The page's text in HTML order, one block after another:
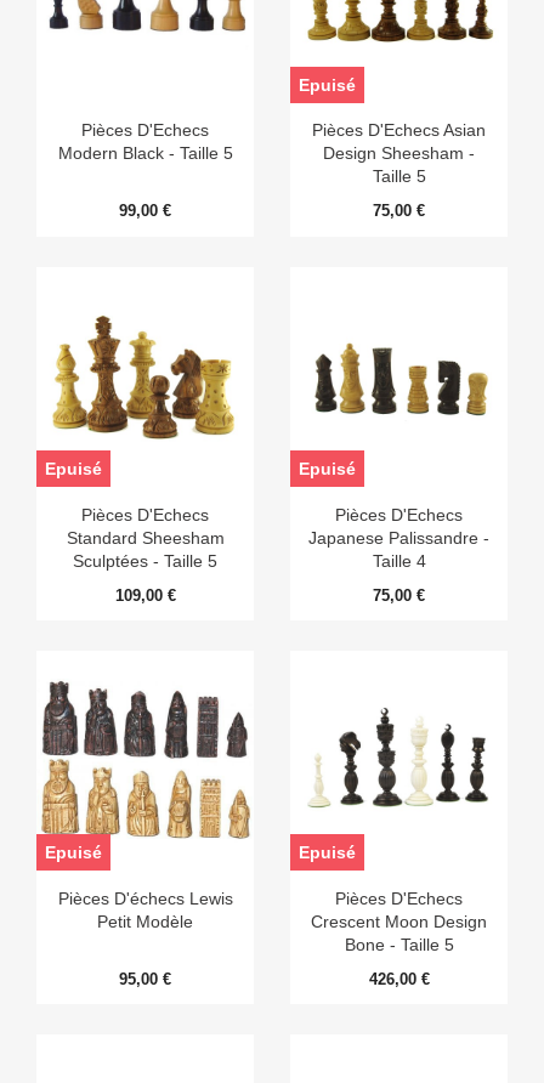
Pièces D'Echecs
Modern Black - Taille 5
99,00 €
Pièces D'Echecs Asian
Design Sheesham -
Taille 5
75,00 €
Epuisé
Pièces D'Echecs
Standard Sheesham
Sculptées - Taille 5
109,00 €
Epuisé
Pièces D'Echecs
Japanese Palissandre -
Taille 4
75,00 €
Epuisé
Pièces D'échecs Lewis
Petit Modèle
95,00 €
Epuisé
Pièces D'Echecs
Crescent Moon Design
Bone - Taille 5
426,00 €
Epuisé